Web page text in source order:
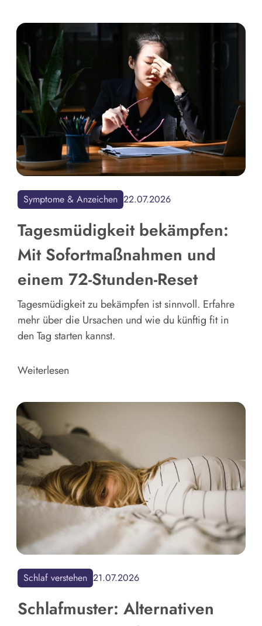
Symptome & Anzeichen 22.07.2026
Tagesmüdigkeit bekämpfen:
Mit Sofortmaßnahmen und
einem 72-Stunden-Reset
Tagesmüdigkeit zu bekämpfen ist sinnvoll. Erfahre
mehr über die Ursachen und wie du künftig fit in
den Tag starten kannst.
Weiterlesen
Schlaf verstehen 21.07.2026
​​Schlafmuster: Alternativen